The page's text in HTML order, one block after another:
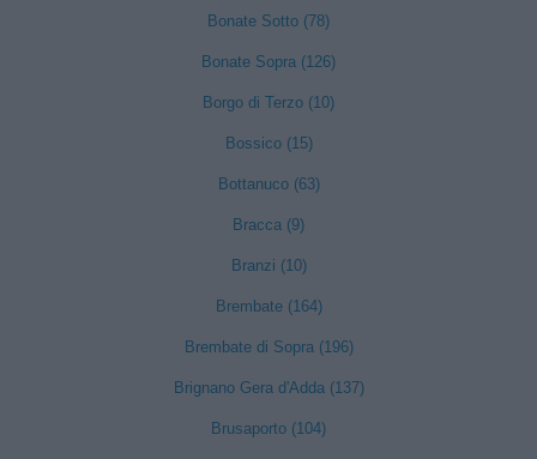
Bonate Sotto (78)
Bonate Sopra (126)
Borgo di Terzo (10)
Bossico (15)
Bottanuco (63)
Bracca (9)
Branzi (10)
Brembate (164)
Brembate di Sopra (196)
Brignano Gera d'Adda (137)
Brusaporto (104)